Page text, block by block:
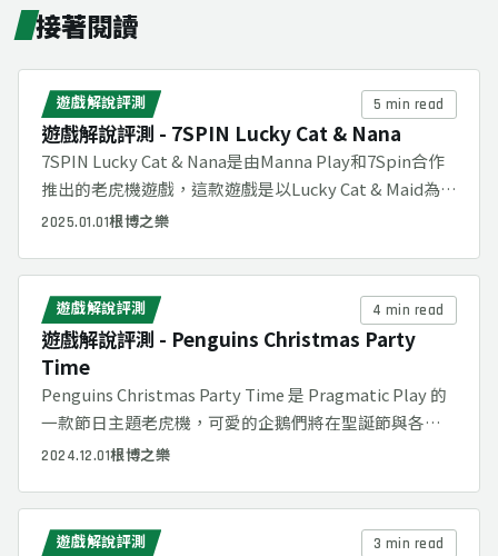
接著閱讀
遊戲解說評測 5 min read
遊戲解說評測 - 7SPIN Lucky Cat & Nana
7SPIN Lucky Cat & Nana是由Manna Play和7Spin合作
推出的老虎機遊戲，這款遊戲是以Lucky Cat & Maid為原
型，Rakki、Jerry和Nana將在遊戲中與大家同樂！
2025.01.01根博之樂
遊戲解說評測 4 min read
遊戲解說評測 - Penguins Christmas Party
Time
Penguins Christmas Party Time 是 Pragmatic Play 的
一款節日主題老虎機，可愛的企鵝們將在聖誕節與各位
玩家同樂。
2024.12.01根博之樂
遊戲解說評測 3 min read